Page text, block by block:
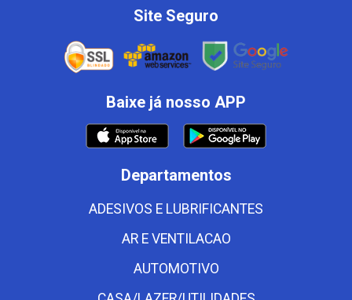
Site Seguro
Baixe já nosso APP
Departamentos
ADESIVOS E LUBRIFICANTES
AR E VENTILACAO
AUTOMOTIVO